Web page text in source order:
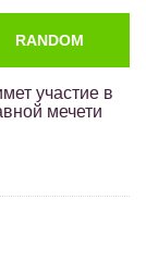
RANDOM
участие в
мечети